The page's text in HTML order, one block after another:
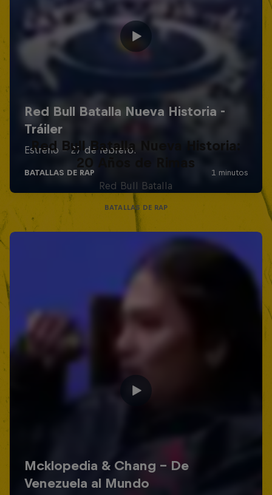
Red Bull Batalla Nueva Historia:
20 Años de Rimas
Red Bull Batalla
BATALLAS DE RAP